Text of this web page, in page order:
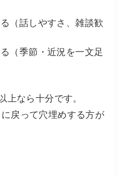
（話しやすさ、雑談歓
（季節・近況を一文足
上なら十分です。
戻って穴埋めする方が